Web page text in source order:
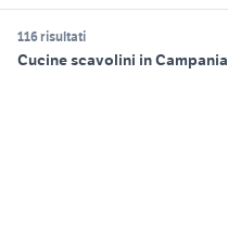
116 risultati
Cucine scavolini in Campania